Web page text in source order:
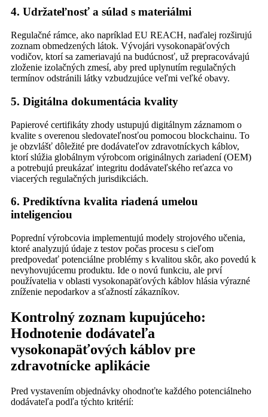
4. Udržateľnosť a súlad s materiálmi
Regulačné rámce, ako napríklad EU REACH, naďalej rozširujú
zoznam obmedzených látok. Vývojári vysokonapäťových
vodičov, ktorí sa zameriavajú na budúcnosť, už prepracovávajú
zloženie izolačných zmesí, aby pred uplynutím regulačných
termínov odstránili látky vzbudzujúce veľmi veľké obavy.
5. Digitálna dokumentácia kvality
Papierové certifikáty zhody ustupujú digitálnym záznamom o
kvalite s overenou sledovateľnosťou pomocou blockchainu. To
je obzvlášť dôležité pre dodávateľov zdravotníckych káblov,
ktorí slúžia globálnym výrobcom originálnych zariadení (OEM)
a potrebujú preukázať integritu dodávateľského reťazca vo
viacerých regulačných jurisdikciách.
6. Prediktívna kvalita riadená umelou
inteligenciou
Poprední výrobcovia implementujú modely strojového učenia,
ktoré analyzujú údaje z testov počas procesu s cieľom
predpovedať potenciálne problémy s kvalitou skôr, ako povedú k
nevyhovujúcemu produktu. Ide o novú funkciu, ale prví
používatelia v oblasti vysokonapäťových káblov hlásia výrazné
zníženie nepodarkov a sťažností zákazníkov.
Kontrolný zoznam kupujúceho:
Hodnotenie dodávateľa
vysokonapäťových káblov pre
zdravotnícke aplikácie
Pred vystavením objednávky ohodnoťte každého potenciálneho
dodávateľa podľa týchto kritérií: